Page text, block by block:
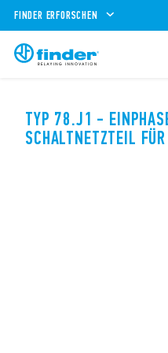
FINDER ERFORSCHEN
TYP 78.J1 -
SCHALTNETZTEIL